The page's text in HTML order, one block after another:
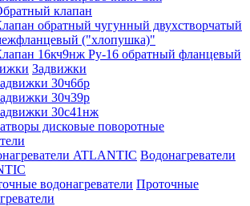
клапан
обратный чугунный двухстворчатый
("хлопушка)"
16кч9нж Ру-16 обратный фланцевый
Задвижки
30ч6бр
30ч39р
30с41нж
дисковые поворотные
Водонагреватели
Проточные